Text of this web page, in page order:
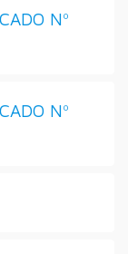
Nº
Nº